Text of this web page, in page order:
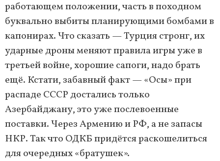
работающем положении, часть в походном
буквально выбиты планирующими бомбами в
капонирах. Что сказать — Турция стронг, их
ударные дроны меняют правила игры уже в
третьей войне, хорошие сапоги, надо брать
ещё. Кстати, забавный факт — «Осы» при
распаде СССР достались только
Азербайджану, это уже послевоенные
поставки. Через Армению и РФ, а не запасы
НКР. Так что ОДКБ придётся раскошелиться
для очередных «братушек».